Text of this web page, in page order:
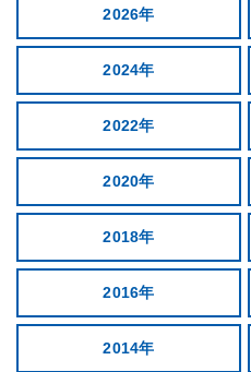
2026年
2024年
2022年
2020年
2018年
2016年
2014年